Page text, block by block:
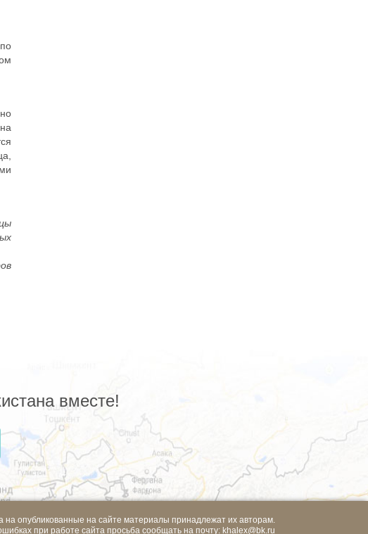
вместе!
на опубликованные на сайте материалы принадлежат их авторам.
при работе сайта просьба сообщать на почту: khalex@bk.ru